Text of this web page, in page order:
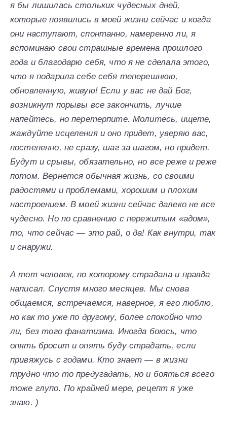
я бы лишилась стольких чудесных дней,
которые появились в моей жизни сейчас и когда
они наступают, спонтанно, намеренно ли, я
вспоминаю свои страшные времена прошлого
года и благодарю себя, что я не сделала этого,
что я подарила себе себя теперешнюю,
обновленную, живую! Если у вас не дай Бог,
возникнут порывы все закончить, лучше
напейтесь, но перетерпите. Молитесь, ищете,
жаждуйте исцеления и оно придет, уверяю вас,
постепенно, не сразу, шаг за шагом, но придет.
Будут и срывы, обязательно, но все реже и реже
потом. Вернется обычная жизнь, со своими
радостями и проблемами, хорошим и плохим
настроением. В моей жизни сейчас далеко не все
чудесно. Но по сравнению с пережитым «адом»,
то, что сейчас — это рай, о да! Как внутри, так
и снаружи.
А тот человек, по которому страдала и правда
написал. Спустя много месяцев. Мы снова
общаемся, встречаемся, наверное, я его люблю,
но как то уже по другому, более спокойно что
ли, без того фанатизма. Иногда боюсь, что
опять бросит и опять буду страдать, если
привяжусь с годами. Кто знает — в жизни
трудно что то предугадать, но и бояться всего
тоже глупо. По крайней мере, рецепт я уже
знаю. )